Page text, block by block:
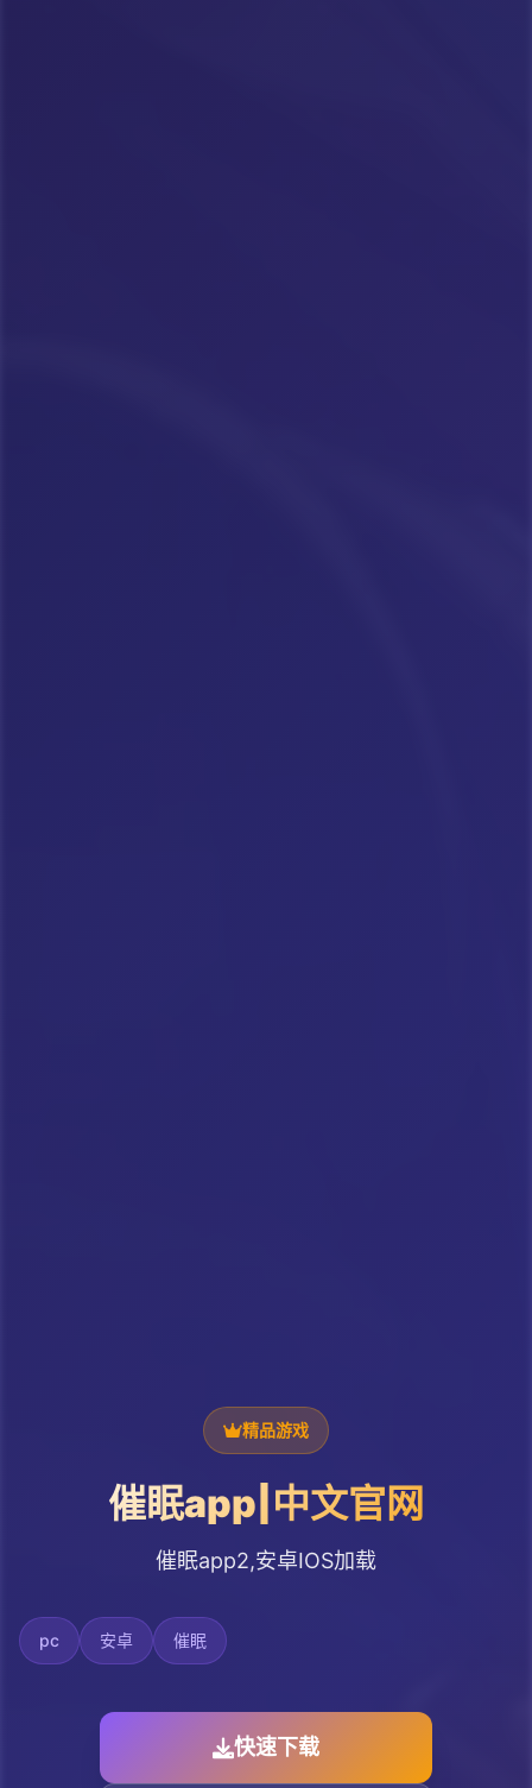
精品游戏
催眠app|中文官网
催眠app2,安卓IOS加载
pc 安卓 催眠
快速下载